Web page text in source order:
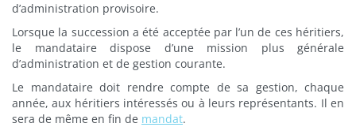
d’administration provisoire.
Lorsque la succession a été acceptée par l’un de ces héritiers,
le mandataire dispose d’une mission plus générale
d’administration et de gestion courante.
Le mandataire doit rendre compte de sa gestion, chaque
année, aux héritiers intéressés ou à leurs représentants. Il en
sera de même en fin de mandat.